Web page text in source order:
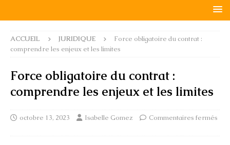
ACCUEIL JURIDIQUE
Force obligatoire du contrat :
comprendre les enjeux et les limites
Force obligatoire du contrat :
comprendre les enjeux et les limites
octobre 13, 2023 Isabelle Gomez Commentaires fermés